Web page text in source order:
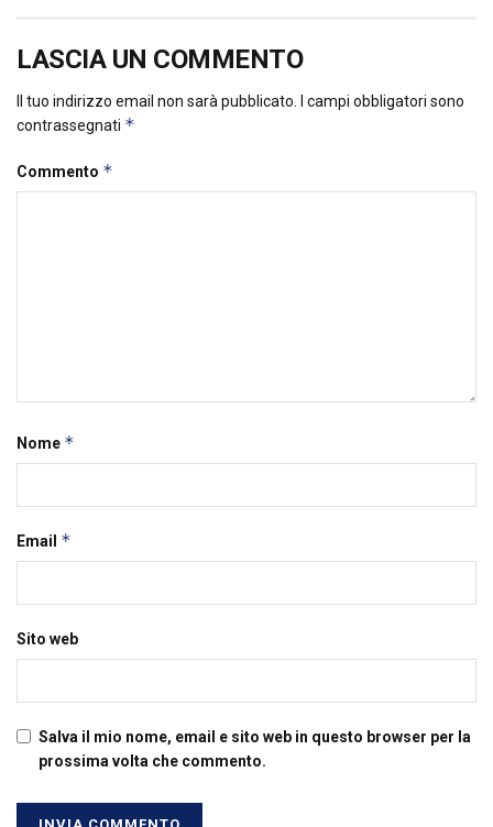
LASCIA UN COMMENTO
Il tuo indirizzo email non sarà pubblicato. I campi obbligatori sono
contrassegnati *
Commento *
Nome *
Email *
Sito web
Salva il mio nome, email e sito web in questo browser per la
prossima volta che commento.